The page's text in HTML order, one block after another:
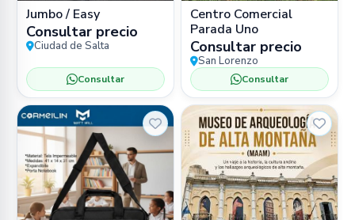
Jumbo / Easy
Consultar precio
Ciudad de Salta
Consultar
Centro Comercial
Parada Uno
Consultar precio
San Lorenzo
Consultar